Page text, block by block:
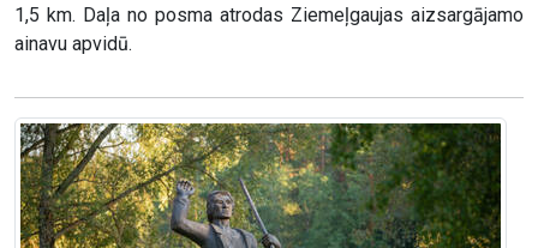
1,5 km. Daļa no posma atrodas Ziemeļgaujas aizsargājamo
ainavu apvidū.